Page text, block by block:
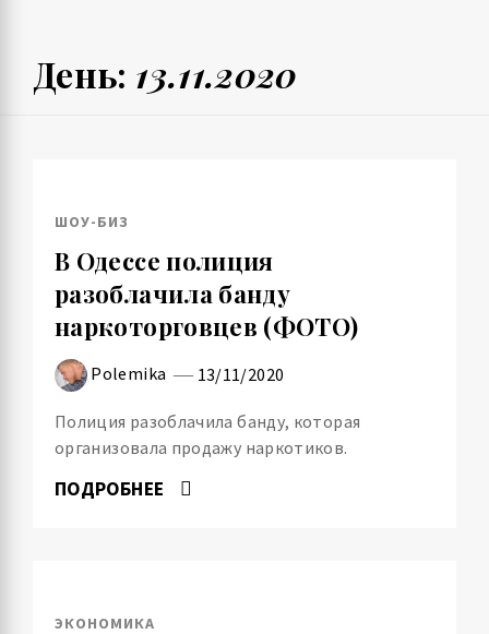
День: 13.11.2020
ШОУ-БИЗ
В Одессе полиция
разоблачила банду
наркоторговцев (ФОТО)
Polemika 13/11/2020
Полиция разоблачила банду, которая
организовала продажу наркотиков.
ПОДРОБНЕЕ
ЭКОНОМИКА